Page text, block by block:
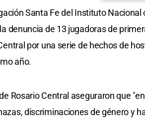
Santa Fe del Instituto Nacional
denuncia de 13 jugadoras de
por una serie de hechos de
año.
Rosario Central aseguraron que
discriminaciones de género y